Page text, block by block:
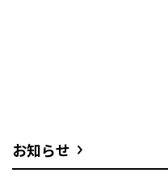
お知らせ